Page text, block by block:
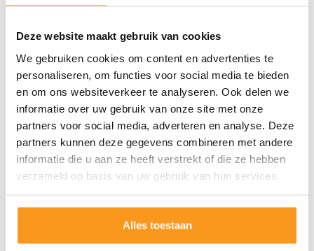
Deze website maakt gebruik van cookies
We gebruiken cookies om content en advertenties te
personaliseren, om functies voor social media te bieden
en om ons websiteverkeer te analyseren. Ook delen we
informatie over uw gebruik van onze site met onze
partners voor social media, adverteren en analyse. Deze
partners kunnen deze gegevens combineren met andere
informatie die u aan ze heeft verstrekt of die ze hebben
verzameld op basis van uw gebruik van hun services.
Alles toestaan